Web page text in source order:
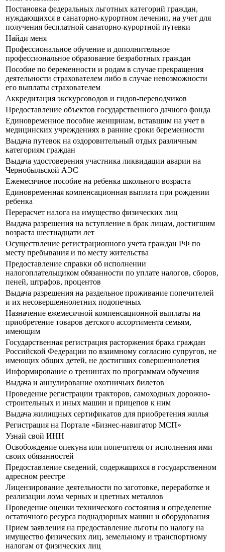
Постановка федеральных льготных категорий граждан,
нуждающихся в санаторно-курортном лечении, на учет для
получения бесплатной санаторно-курортной путевки
Найди меня
Профессиональное обучение и дополнительное
профессиональное образование безработных граждан
Пособие по беременности и родам в случае прекращения
деятельности страхователем либо в случае невозможности
его выплаты страхователем
Аккредитация экскурсоводов и гидов-переводчиков
Предоставление объектов государственного дачного фонда
Единовременное пособие женщинам, вставшим на учет в
медицинских учреждениях в ранние сроки беременности
Выдача путевок на оздоровительный отдых различным
категориям граждан
Выдача удостоверения участника ликвидации аварии на
Чернобыльской АЭС
Ежемесячное пособие на ребенка школьного возраста
Единовременная компенсационная выплата при рождении
ребенка
Перерасчет налога на имущество физических лиц
Выдача разрешения на вступление в брак лицам, достигшим
возраста шестнадцати лет
Осуществление регистрационного учета граждан РФ по
месту пребывания и по месту жительства
Предоставление справки об исполнении
налогоплательщиком обязанности по уплате налогов, сборов,
пеней, штрафов, процентов
Выдача разрешения на раздельное проживание попечителей
и их несовершеннолетних подопечных
Назначение ежемесячной компенсационной выплаты на
приобретение товаров детского ассортимента семьям,
имеющим
Государственная регистрация расторжения брака граждан
Российской Федерации по взаимному согласию супругов, не
имеющих общих детей, не достигших совершеннолетия
Информирование о тренингах по программам обучения
Выдача и аннулирование охотничьих билетов
Проведение регистрации тракторов, самоходных дорожно-
строительных и иных машин и прицепов к ним
Выдача жилищных сертификатов для приобретения жилья
Регистрация на Портале «Бизнес-навигатор МСП»
Узнай свой ИНН
Освобождение опекуна или попечителя от исполнения ими
своих обязанностей
Предоставление сведений, содержащихся в государственном
адресном реестре
Лицензирование деятельности по заготовке, переработке и
реализации лома черных и цветных металлов
Проведение оценки технического состояния и определение
остаточного ресурса поднадзорных машин и оборудования
Прием заявления на предоставление льготы по налогу на
имущество физических лиц, земельному и транспортному
налогам от физических лиц